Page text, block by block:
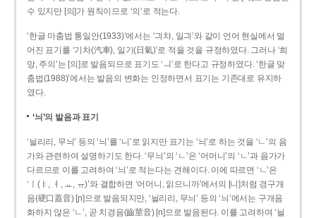
수 있지만 [의]가 원칙이므로 ‘의’로 적는다.
‘한글 마춤법 통일안(1933)’에서는 ‘긔챠, 일긔’와 같이 언어 현실에서 멀
어진 표기를 ‘기차(汽車), 일기(日氣)’로 적을 것을 규정하였다. 그러나 ‘희
망, 주의’는 [의]로 발음되므로 표기도 ‘ㅢ’로 한다고 규정하였다. ‘한글 맞
춤법(1988)’에서는 발음의 변화는 인정하면서 표기는 기존대로 유지하
였다.
‘늬’의 발음과 표기
‘늴리리, 무늬’ 등의 ‘늬’를 ‘니’로 읽지만 표기는 ‘늬’로 하는 것을 ‘ㄴ’의 음
가와 관련하여 설명하기도 한다. ‘무늬’의 ‘ㄴ’은 ‘어머니’의 ‘ㄴ’과 음가가
다르므로 이를 고려하여 ‘늬’로 적는다는 견해이다. 이에 따르면 ‘ㄴ’은
‘ㅣ(ㅑ, ㅕ, ㅛ, ㅠ)’와 결합하면 ‘어머니, 읽으니까’에서의 [니]처럼 경구개
음(硬口蓋音) [ɲ]으로 발음되지만, ‘늴리리, 무늬’ 등의 ‘늬’에서는 구개음
화하지 않은 ‘ㄴ’, 곧 치경음(齒莖音) [n]으로 발음된다. 이를 고려하여 ‘늴